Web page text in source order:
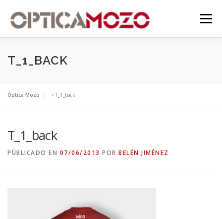
contenido
Menú
T_1_BACK
Óptica Mozo > T_1_back
T_1_back
PÚBLICADO EN 07/06/2013 POR BELÉN JIMÉNEZ